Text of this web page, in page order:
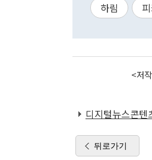
하림
<저
디지털뉴스콘텐
뒤로가기